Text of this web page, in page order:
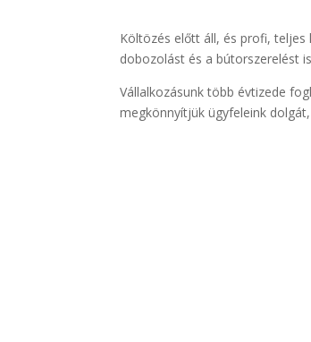
Költözés előtt áll, és profi, teljes
dobozolást és a bútorszerelést
Vállalkozásunk több évtizede
megkönnyítjük ügyfeleink